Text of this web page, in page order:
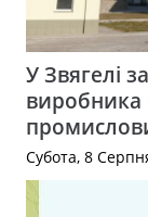
У Звягелі
виробника
Субота, 8